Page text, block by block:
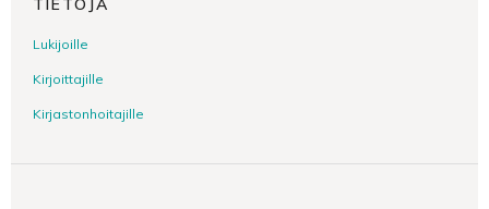
TIETOJA
Lukijoille
Kirjoittajille
Kirjastonhoitajille